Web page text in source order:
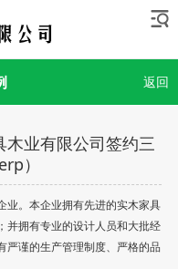
返回
业有限公司签约三
）
业。本企业拥有先进的实木家具
并拥有专业的设计人员和大批经
严谨的生产管理制度、严格的品